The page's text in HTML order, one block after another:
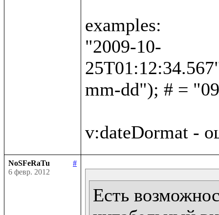
examples:
"2009-10-
mm-dd"); # =
NoSFeRaTu
#
6 февр. 2012
Есть